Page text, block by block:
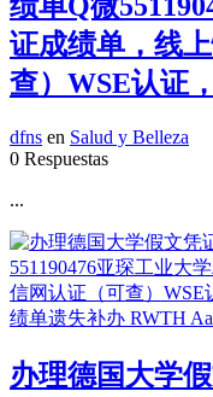
绩单Q微
证成绩单，线
查）WSE认证
dfns en Salud y Belleza
0 Respuestas
...
办理德国大学